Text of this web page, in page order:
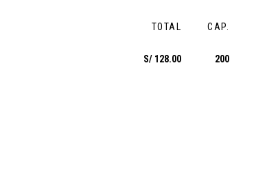
TOTAL CAP.
S/ 128.00 200